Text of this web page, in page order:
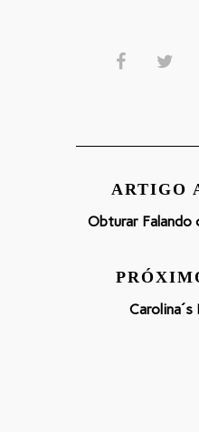
ARTIGO
Obturar Falando